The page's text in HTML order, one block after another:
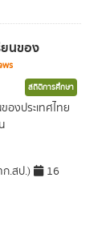
นของ
สถิติการศึกษา
องประเทศไทย
.สป.)
16